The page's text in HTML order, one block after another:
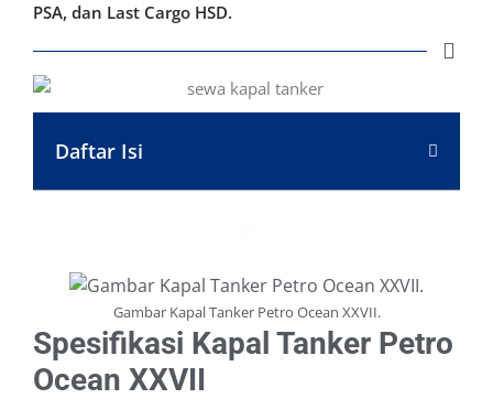
PSA, dan Last Cargo HSD.
Daftar Isi
Gambar Kapal Tanker Petro Ocean XXVII.
Spesifikasi Kapal Tanker Petro
Ocean XXVII